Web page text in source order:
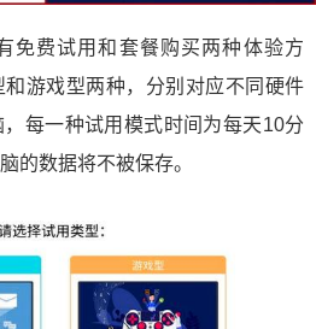
免费试用和套餐购买两种体验方
游戏型两种，分别对应不同硬件
每一种试用 模式时间为每天10分
的数据将不被保存。